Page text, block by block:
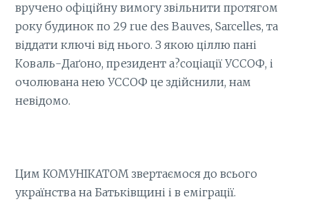
вручено офіційну вимогу звільнити протягом
року будинок по 29 rue des Bauves, Sarcelles, та
віддати ключі від нього. З якою ціллю пані
Коваль-Даґоно, президент а?соціації УССОФ, і
очолювана нею УССОФ це здійснили, нам
невідомо.
Цим КОМУНІКАТОМ звертаємося до всього
українства на Батьківщині і в еміграції.